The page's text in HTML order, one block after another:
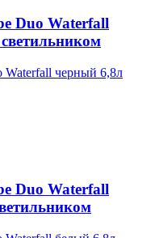
Duo Waterfall
Duo Waterfall